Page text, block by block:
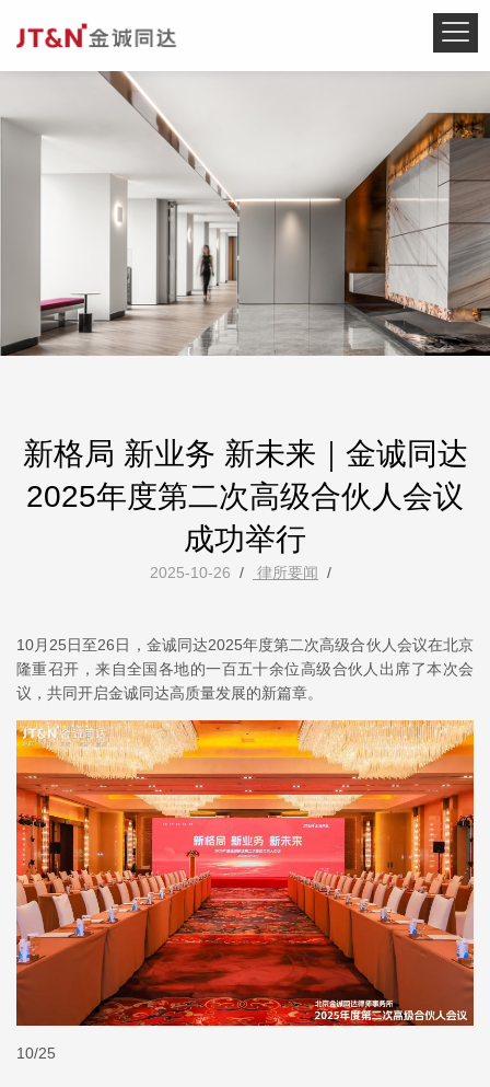
新格局 新业务 新未来｜金诚同达
2025年度第二次高级合伙人会议
成功举行
2025-10-26 / 律所要闻 /
10月25日至26日，金诚同达2025年度第二次高级合伙人会议在北京
隆重召开，来自全国各地的一百五十余位高级合伙人出席了本次会
议，共同开启金诚同达高质量发展的新篇章。
10/25